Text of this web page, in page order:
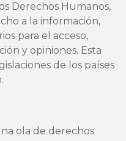
Derechos Humanos,
a la información,
para el acceso,
y opiniones. Esta
de los países
ola de derechos